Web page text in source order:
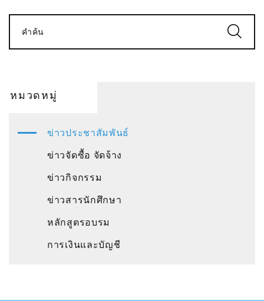
คำค้น
หมวดหมู่
ข่าวประชาสัมพันธ์
ข่าวจัดซื้อ จัดจ้าง
ข่าวกิจกรรม
ข่าวสารนักศึกษา
หลักสูตรอบรม
การเงินและบัญชี